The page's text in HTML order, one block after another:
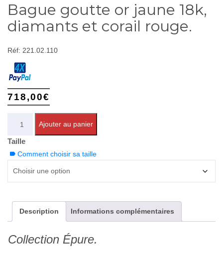
Bague goutte or jaune 18k,
diamants et corail rouge.
Réf: 221.02.110
718,00€
Ajouter au panier
Taille
Comment choisir sa taille
Description Informations complémentaires
Collection Épure.